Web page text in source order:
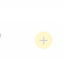
och sanitet)
alla